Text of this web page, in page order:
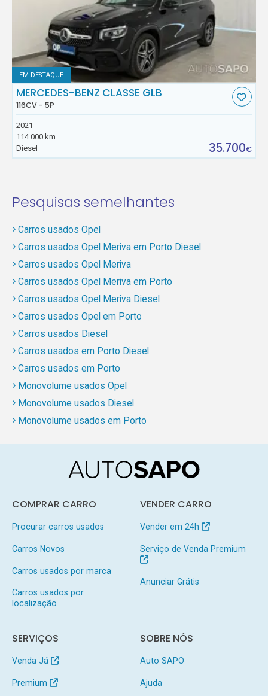
EM DESTAQUE
MERCEDES-BENZ CLASSE GLB
116CV - 5P
2021
114.000 km
Diesel
35.700€
Pesquisas semelhantes
Carros usados Opel
Carros usados Opel Meriva em Porto Diesel
Carros usados Opel Meriva
Carros usados Opel Meriva em Porto
Carros usados Opel Meriva Diesel
Carros usados Opel em Porto
Carros usados Diesel
Carros usados em Porto Diesel
Carros usados em Porto
Monovolume usados Opel
Monovolume usados Diesel
Monovolume usados em Porto
COMPRAR CARRO
Procurar carros usados
Carros Novos
Carros usados por marca
Carros usados por
localização
VENDER CARRO
Vender em 24h
Serviço de Venda Premium
Anunciar Grátis
SERVIÇOS
Venda Já
Premium
SOBRE NÓS
Auto SAPO
Ajuda